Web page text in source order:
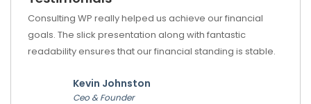
Consulting WP really helped us achieve our financial
goals. The slick presentation along with fantastic
readability ensures that our financial standing is stable.
Kevin Johnston
Ceo & Founder